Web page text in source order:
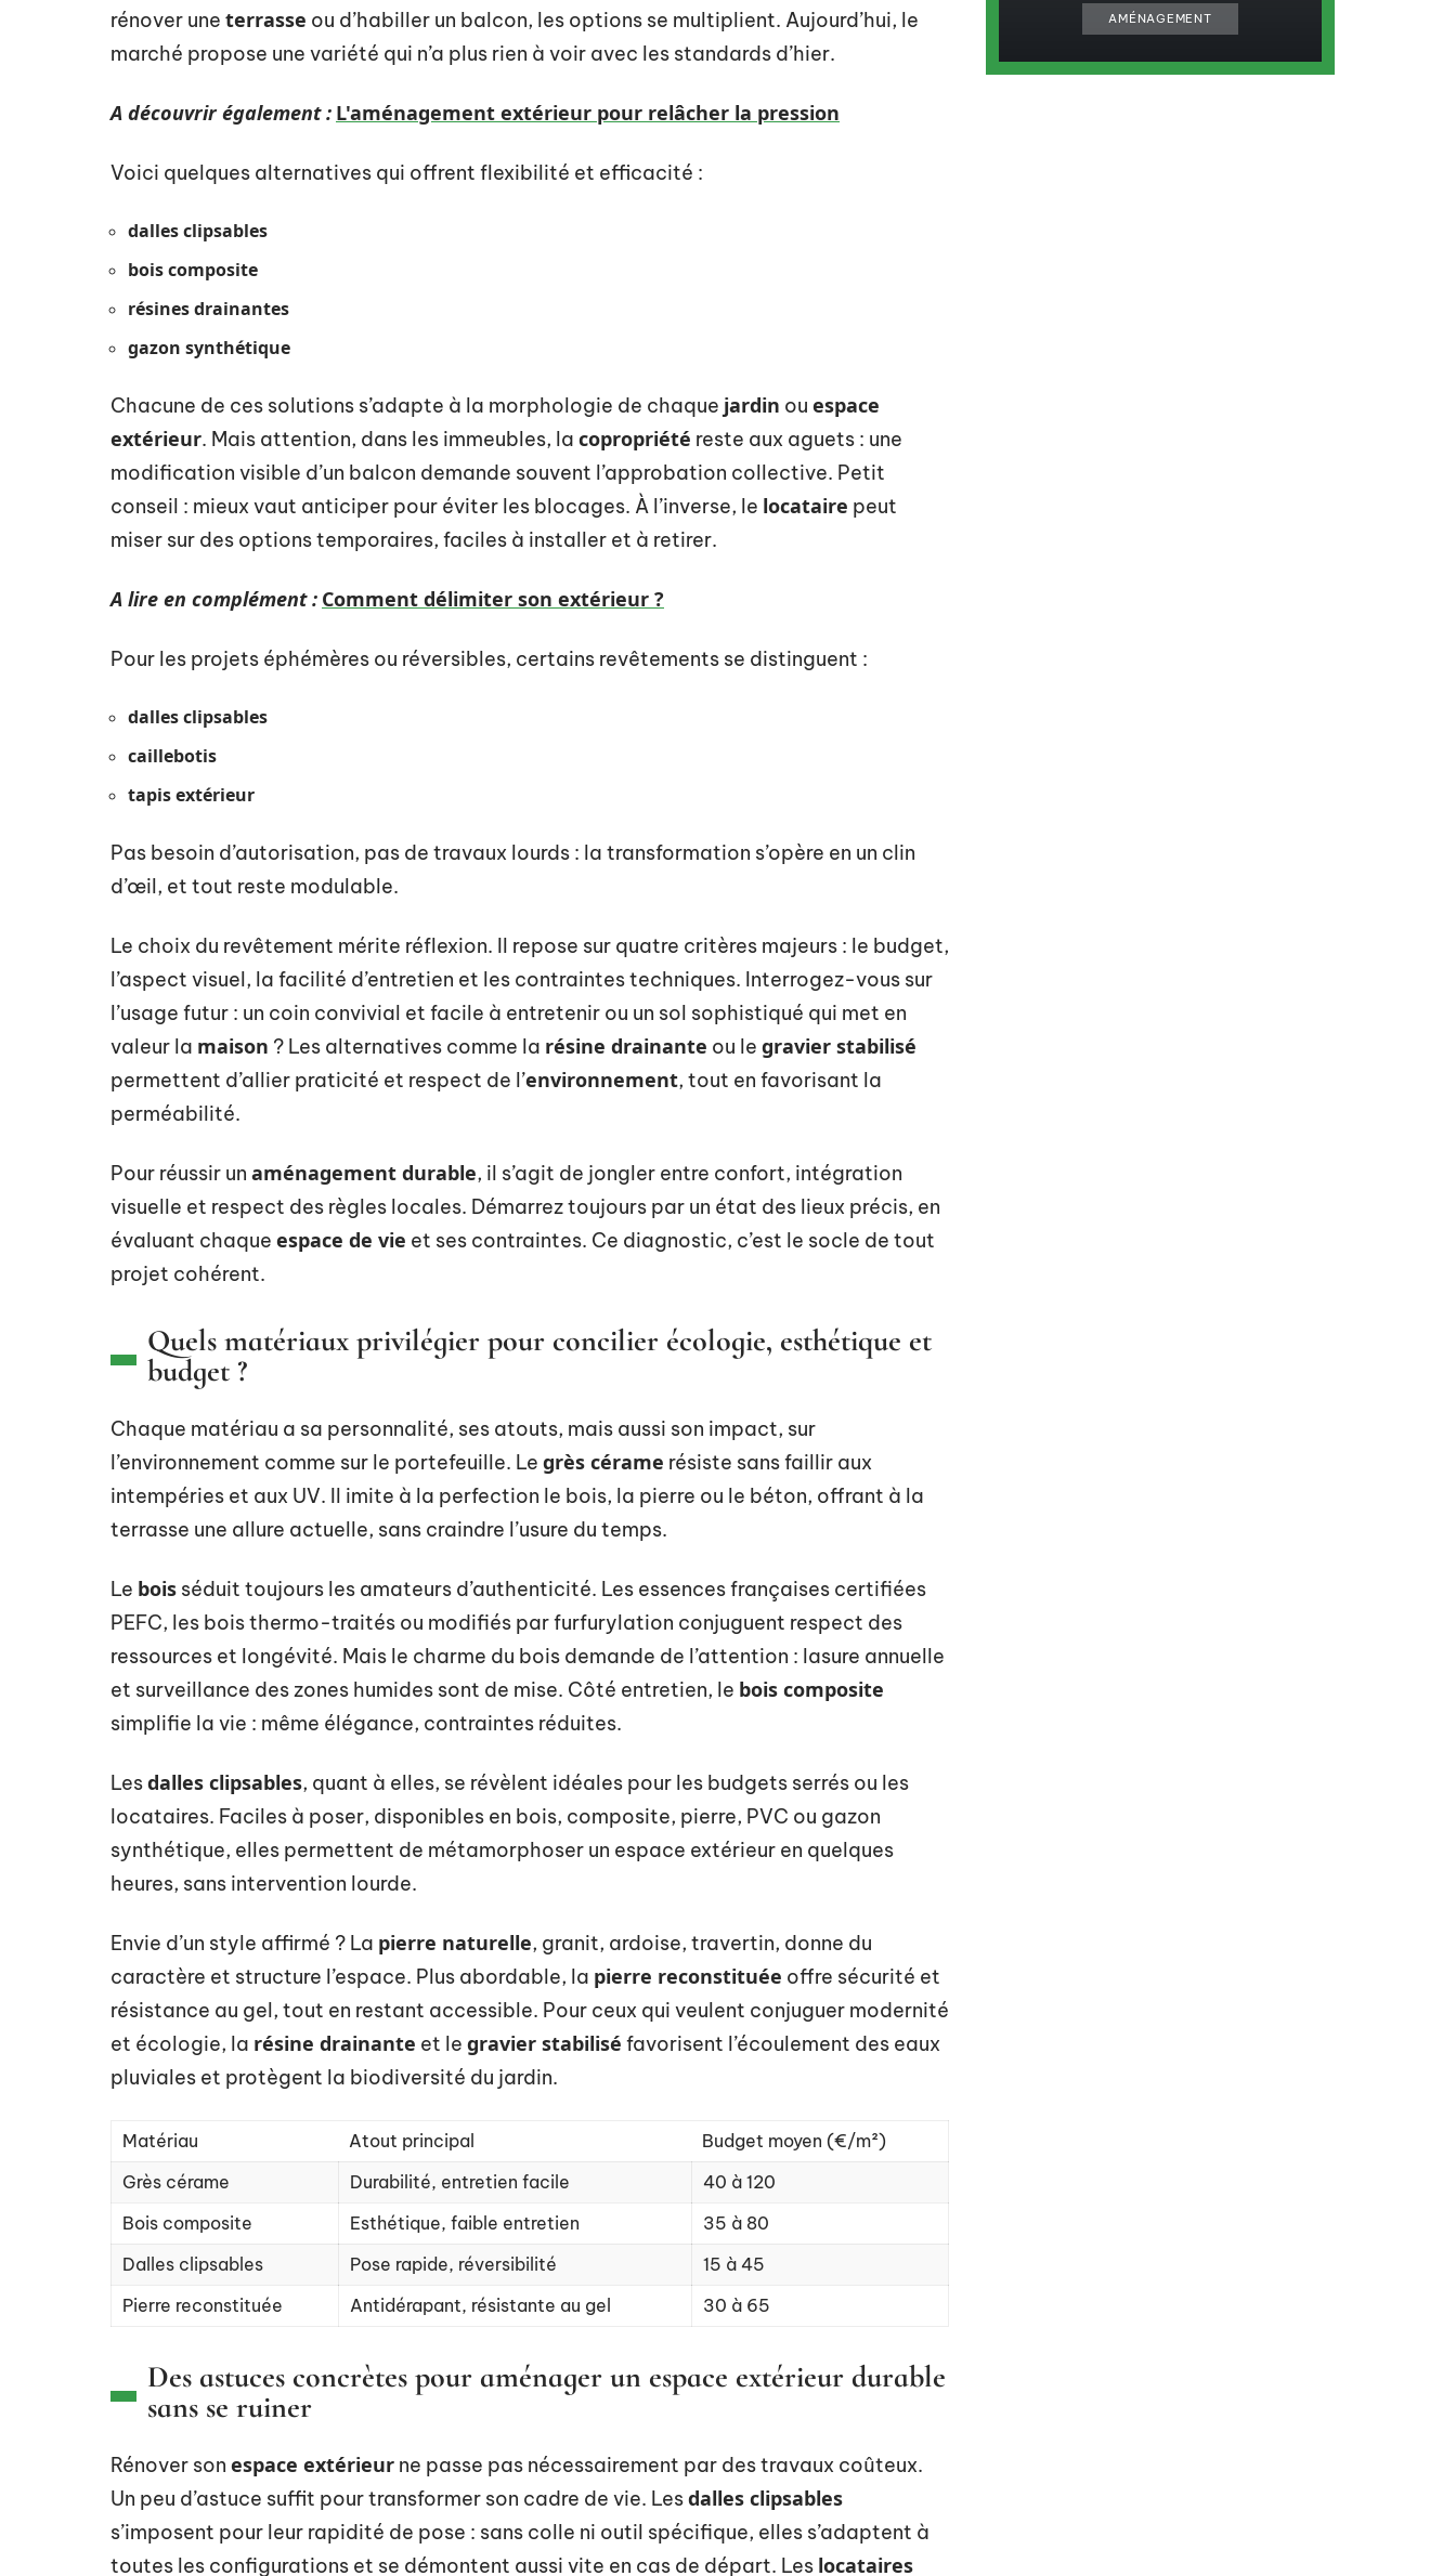
rénover une terrasse ou d’habiller un balcon, les options se multiplient. Aujourd’hui, le
marché propose une variété qui n’a plus rien à voir avec les standards d’hier.
A découvrir également : L'aménagement extérieur pour relâcher la pression
Voici quelques alternatives qui offrent flexibilité et efficacité :
dalles clipsables
bois composite
résines drainantes
gazon synthétique
Chacune de ces solutions s’adapte à la morphologie de chaque jardin ou espace
extérieur. Mais attention, dans les immeubles, la copropriété reste aux aguets : une
modification visible d’un balcon demande souvent l’approbation collective. Petit
conseil : mieux vaut anticiper pour éviter les blocages. À l’inverse, le locataire peut
miser sur des options temporaires, faciles à installer et à retirer.
A lire en complément : Comment délimiter son extérieur ?
Pour les projets éphémères ou réversibles, certains revêtements se distinguent :
dalles clipsables
caillebotis
tapis extérieur
Pas besoin d’autorisation, pas de travaux lourds : la transformation s’opère en un clin
d’œil, et tout reste modulable.
Le choix du revêtement mérite réflexion. Il repose sur quatre critères majeurs : le budget,
l’aspect visuel, la facilité d’entretien et les contraintes techniques. Interrogez-vous sur
l’usage futur : un coin convivial et facile à entretenir ou un sol sophistiqué qui met en
valeur la maison ? Les alternatives comme la résine drainante ou le gravier stabilisé
permettent d’allier praticité et respect de l’environnement, tout en favorisant la
perméabilité.
Pour réussir un aménagement durable, il s’agit de jongler entre confort, intégration
visuelle et respect des règles locales. Démarrez toujours par un état des lieux précis, en
évaluant chaque espace de vie et ses contraintes. Ce diagnostic, c’est le socle de tout
projet cohérent.
Quels matériaux privilégier pour concilier écologie, esthétique et
budget ?
Chaque matériau a sa personnalité, ses atouts, mais aussi son impact, sur
l’environnement comme sur le portefeuille. Le grès cérame résiste sans faillir aux
intempéries et aux UV. Il imite à la perfection le bois, la pierre ou le béton, offrant à la
terrasse une allure actuelle, sans craindre l’usure du temps.
Le bois séduit toujours les amateurs d’authenticité. Les essences françaises certifiées
PEFC, les bois thermo-traités ou modifiés par furfurylation conjuguent respect des
ressources et longévité. Mais le charme du bois demande de l’attention : lasure annuelle
et surveillance des zones humides sont de mise. Côté entretien, le bois composite
simplifie la vie : même élégance, contraintes réduites.
Lesdalles clipsables, quant à elles, se révèlent idéales pour les budgets serrés ou les
locataires. Faciles à poser, disponibles en bois, composite, pierre, PVC ou gazon
synthétique, elles permettent de métamorphoser un espace extérieur en quelques
heures, sans intervention lourde.
Envie d’un style affirmé ? La pierre naturelle, granit, ardoise, travertin, donne du
caractère et structure l’espace. Plus abordable, la pierre reconstituée offre sécurité et
résistance au gel, tout en restant accessible. Pour ceux qui veulent conjuguer modernité
et écologie, la résine drainante et le gravier stabilisé favorisent l’écoulement des eaux
pluviales et protègent la biodiversité du jardin.
Matériau Atout principal
Budget moyen (€/m²)
Grès cérame
Durabilité, entretien facile
40 à 120
Bois composite
Esthétique, faible entretien
35 à 80
Dalles clipsables
Pose rapide, réversibilité
15 à 45
Pierre reconstituée
Antidérapant, résistante au gel 30 à 65
Des astuces concrètes pour aménager un espace extérieur durable
sans se ruiner
Rénover son espace extérieur ne passe pas nécessairement par des travaux coûteux.
Un peu d’astuce suffit pour transformer son cadre de vie. Lesdalles clipsables
s’imposent pour leur rapidité de pose : sans colle ni outil spécifique, elles s’adaptent à
toutes les configurations et se démontent aussi vite en cas de départ. Les locataires
AMÉNAGEMENT